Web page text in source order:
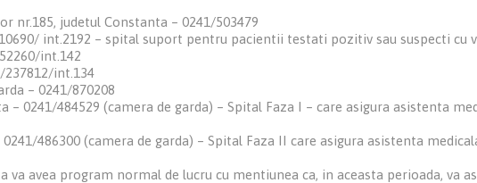
nr.185, judetul Constanta – 0241/503479
int.2192 – spital suport pentru pacientii testati pozitiv sau suspecti cu
int.142
237812/int.134
– 0241/870208
0241/484529 (camera de garda) – Spital Faza I – care asigura asistenta
486300 (camera de garda) – Spital Faza II care asigura asistenta
va avea program normal de lucru cu mentiunea ca, in aceasta perioada, va